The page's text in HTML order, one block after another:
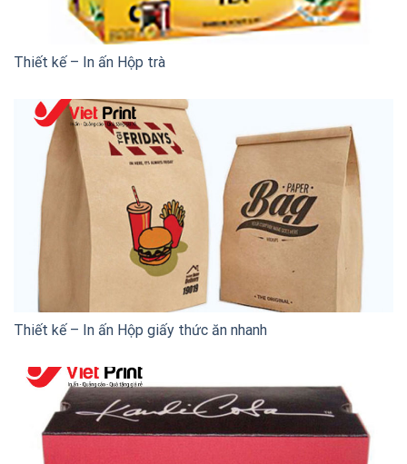
Thiết kế – In ấn Hộp trà
Thiết kế – In ấn Hộp giấy thức ăn nhanh